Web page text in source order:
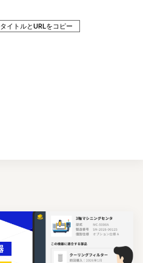
タイトルとURLをコピー